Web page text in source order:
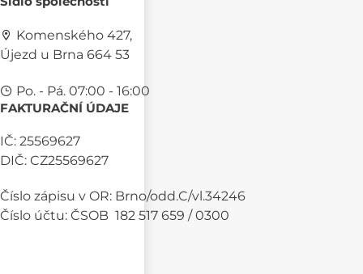
Komenského 427,
Újezd u Brna 664 53
Po. - Pá. 07:00 - 16:00
FAKTURAČNÍ ÚDAJE
IČ: 25569627
DIČ: CZ25569627
Číslo zápisu v OR: Brno/odd.C/vl.34246
Číslo účtu: ČSOB 182 517 659 / 0300